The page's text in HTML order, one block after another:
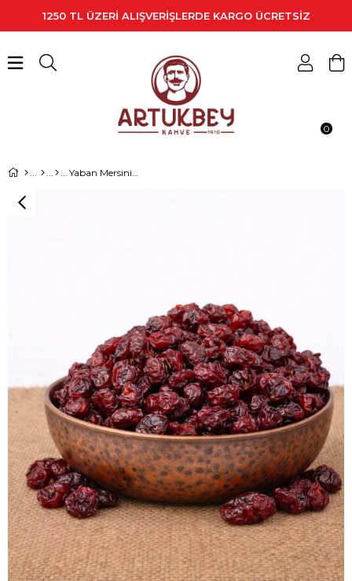
1250 TL ÜZERİ ALIŞVERİŞLERDE KARGO ÜCRETSİZ
0
Yaban Mersini 250 Gr